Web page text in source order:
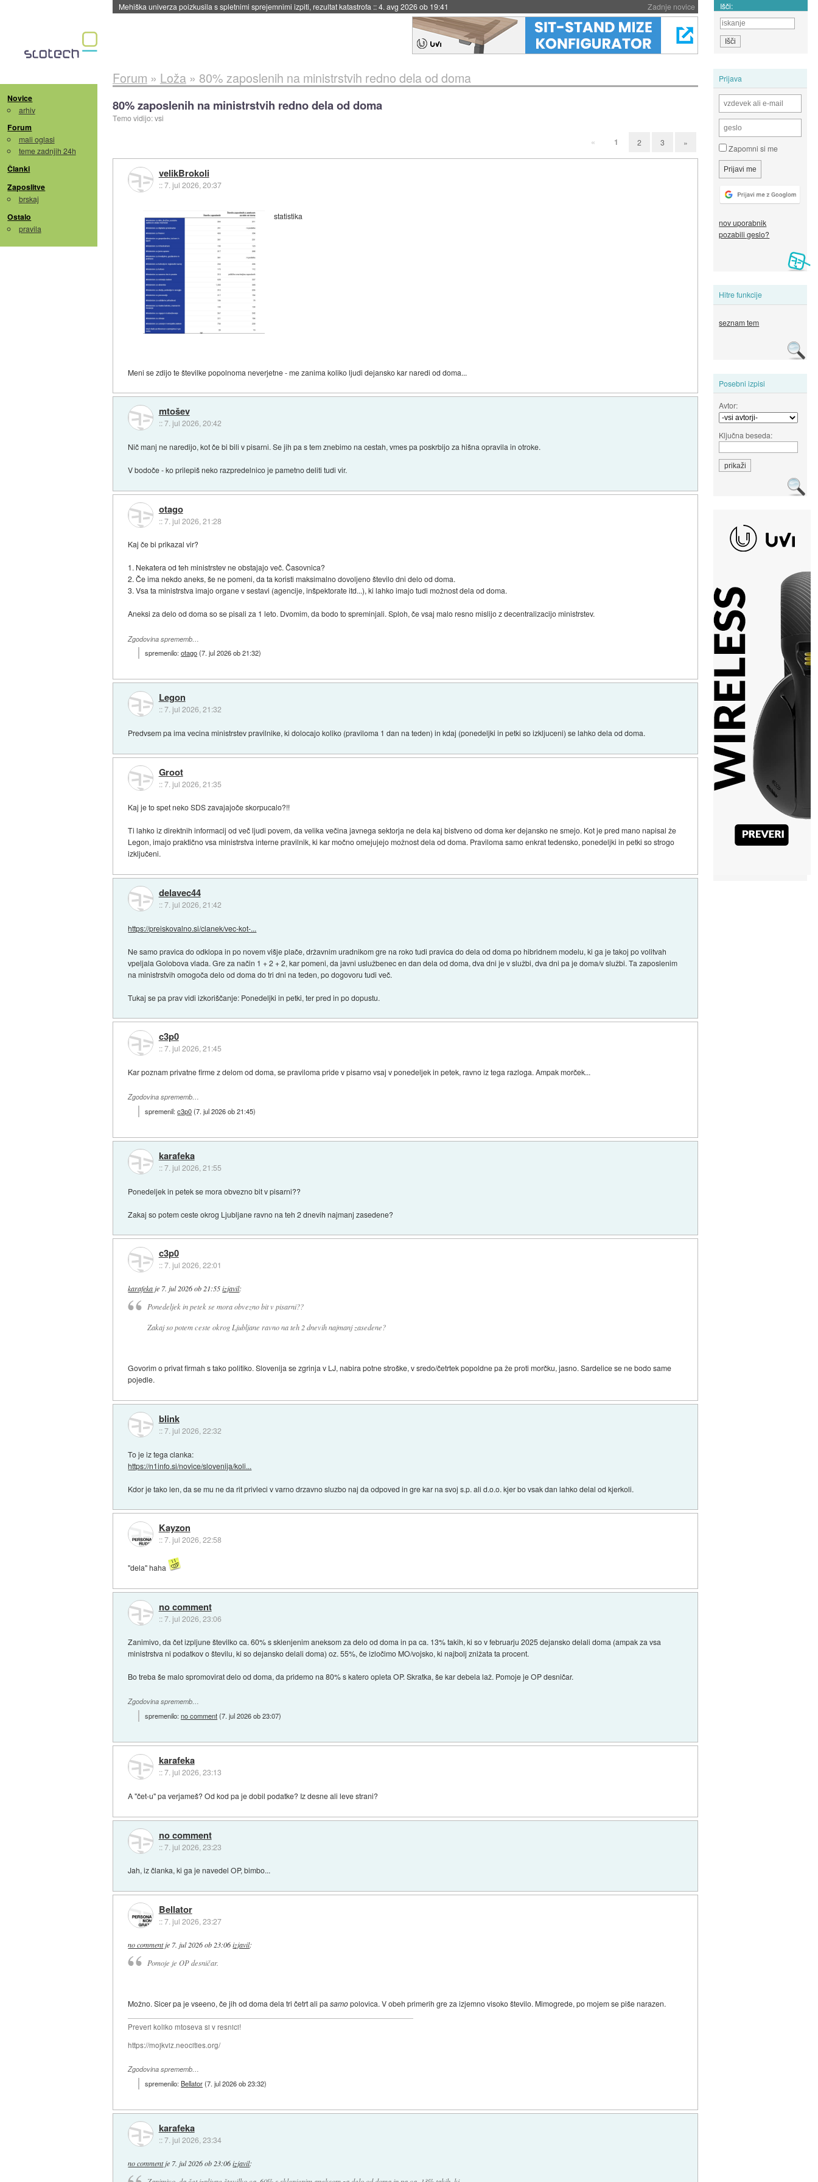
Zadnje novice
Mehiška univerza poizkusila s spletnimi sprejemnimi izpiti, rezultat katastrofa ::4. avg 2026 ob 19:41 Išči:
Novice
arhiv
Forum
mali oglasi
teme zadnjih 24h
Članki
Zaposlitve
brskaj
Ostalo
pravila
Prijava
Zapomni si me
nov uporabnik
pozabili geslo?
Hitre funkcije
seznam tem
Posebni izpisi
Avtor:
Ključna beseda:
Forum » Loža» 80% zaposlenih na ministrstvih redno dela od doma
80% zaposlenih na ministrstvih redno dela od doma
Temo vidijo: vsi
« 1 2 3 »
velikBrokoli
::7. jul 2026, 20:37
statistika
Meni se zdijo te številke popolnoma neverjetne - me zanima koliko ljudi dejansko kar naredi od doma...
mtošev
::7. jul 2026, 20:42
Nič manj ne naredijo, kot če bi bili v pisarni. Se jih pa s tem znebimo na cestah, vmes pa poskrbijo za hišna opravila in otroke.
V bodoče - ko prilepiš neko razpredelnico je pametno deliti tudi vir.
otago
::7. jul 2026, 21:28
Kaj če bi prikazal vir?
1. Nekatera od teh ministrstev ne obstajajo več. Časovnica?
2. Če ima nekdo aneks, še ne pomeni, da ta koristi maksimalno dovoljeno število dni delo od doma.
3. Vsa ta ministrstva imajo organe v sestavi (agencije, inšpektorate itd...), ki lahko imajo tudi možnost dela od doma.
Aneksi za delo od doma so se pisali za 1 leto. Dvomim, da bodo to spreminjali. Sploh, če vsaj malo resno mislijo z decentralizacijo ministrstev.
Zgodovina sprememb…
spremenilo:otago(7. jul 2026 ob 21:32)
Legon
::7. jul 2026, 21:32
Predvsem pa ima vecina ministrstev pravilnike, ki dolocajo koliko (praviloma 1 dan na teden) in kdaj (ponedeljki in petki so izkljuceni) se lahko dela od doma.
Groot
::7. jul 2026, 21:35
Kaj je to spet neko SDS zavajajoče skorpucalo?!!
Ti lahko iz direktnih informacij od več ljudi povem, da velika večina javnega sektorja ne dela kaj bistveno od doma ker dejansko ne smejo. Kot je pred mano napisal že
Legon, imajo praktično vsa ministrstva interne pravilnik, ki kar močno omejujejo možnost dela od doma. Praviloma samo enkrat tedensko, ponedeljki in petki so strogo
izključeni.
delavec44
::7. jul 2026, 21:42
https://preiskovalno.si/clanek/vec-kot-...
Ne samo pravica do odklopa in po novem višje plače, državnim uradnikom gre na roko tudi pravica do dela od doma po hibridnem modelu, ki ga je takoj po volitvah
vpeljala Golobova vlada. Gre za način 1 + 2 + 2, kar pomeni, da javni uslužbenec en dan dela od doma, dva dni je v službi, dva dni pa je doma/v službi. Ta zaposlenim
na ministrstvih omogoča delo od doma do tri dni na teden, po dogovoru tudi več.
Tukaj se pa prav vidi izkoriščanje: Ponedeljki in petki, ter pred in po dopustu.
c3p0
::7. jul 2026, 21:45
Kar poznam privatne firme z delom od doma, se praviloma pride v pisarno vsaj v ponedeljek in petek, ravno iz tega razloga. Ampak morček...
Zgodovina sprememb…
spremenil:c3p0(7. jul 2026 ob 21:45)
karafeka
::7. jul 2026, 21:55
Ponedeljek in petek se mora obvezno bit v pisarni??
Zakaj so potem ceste okrog Ljubljane ravno na teh 2 dnevih najmanj zasedene?
c3p0
::7. jul 2026, 22:01
karafeka je 7. jul 2026 ob 21:55 izjavil:
Ponedeljek in petek se mora obvezno bit v pisarni??
Zakaj so potem ceste okrog Ljubljane ravno na teh 2 dnevih najmanj zasedene?
Govorim o privat firmah s tako politiko. Slovenija se zgrinja v LJ, nabira potne stroške, v sredo/četrtek popoldne pa že proti morčku, jasno. Sardelice se ne bodo same
pojedle.
blink
::7. jul 2026, 22:32
To je iz tega clanka:
https://n1info.si/novice/slovenija/koli...
Kdor je tako len, da se mu ne da rit privleci v varno drzavno sluzbo naj da odpoved in gre kar na svoj s.p. ali d.o.o. kjer bo vsak dan lahko delal od kjerkoli.
Kayzon
::7. jul 2026, 22:58
"dela" haha
no comment
::7. jul 2026, 23:06
Zanimivo, da čet izpljune številko ca. 60% s sklenjenim aneksom za delo od doma in pa ca. 13% takih, ki so v februarju 2025 dejansko delali doma (ampak za vsa
ministrstva ni podatkov o številu, ki so dejansko delali doma) oz. 55%, če izločimo MO/vojsko, ki najbolj znižata ta procent.
Bo treba še malo spromovirat delo od doma, da pridemo na 80% s katero opleta OP. Skratka, še kar debela laž. Pomoje je OP desničar.
Zgodovina sprememb…
spremenilo:no comment(7. jul 2026 ob 23:07)
karafeka
::7. jul 2026, 23:13
A "čet-u" pa verjameš? Od kod pa je dobil podatke? Iz desne ali leve strani?
no comment
::7. jul 2026, 23:23
Jah, iz članka, ki ga je navedel OP, bimbo...
Bellator
::7. jul 2026, 23:27
no commentje 7. jul 2026 ob 23:06 izjavil:
Pomoje je OP desničar.
Možno. Sicer pa je vseeno, če jih od doma dela tri četrt ali pasamopolovica. V obeh primerih gre za izjemno visoko število. Mimogrede, po mojem se piše narazen.
Preveri koliko mtoseva si v resnici!
https://mojkviz.neocities.org/
Zgodovina sprememb…
spremenilo:Bellator(7. jul 2026 ob 23:32)
karafeka
::7. jul 2026, 23:34
no commentje 7. jul 2026 ob 23:06 izjavil: